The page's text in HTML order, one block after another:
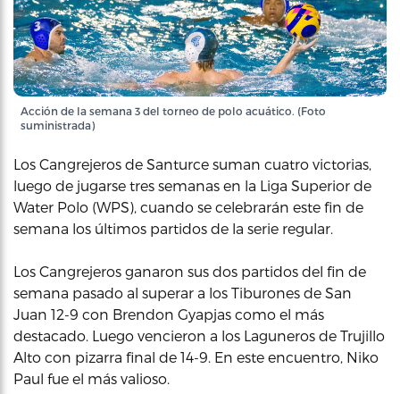
Acción de la semana 3 del torneo de polo acuático. (Foto
suministrada)
Los Cangrejeros de Santurce suman cuatro victorias,
luego de jugarse tres semanas en la Liga Superior de
Water Polo (WPS), cuando se celebrarán este fin de
semana los últimos partidos de la serie regular.
Los Cangrejeros ganaron sus dos partidos del fin de
semana pasado al superar a los Tiburones de San
Juan 12-9 con Brendon Gyapjas como el más
destacado. Luego vencieron a los Laguneros de Trujillo
Alto con pizarra final de 14-9. En este encuentro, Niko
Paul fue el más valioso.